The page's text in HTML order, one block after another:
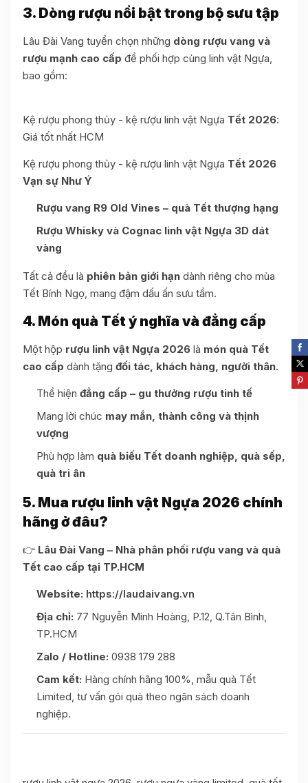
3. Dòng rượu nổi bật trong bộ sưu tập
Lâu Đài Vang tuyển chọn những dòng rượu vang và
rượu mạnh cao cấp để phối hợp cùng linh vật Ngựa,
bao gồm:
Kệ rượu phong thủy - kệ rượu linh vật Ngựa Tết 2026:
Giá tốt nhất HCM
Kệ rượu phong thủy - kệ rượu linh vật Ngựa Tết 2026
Vạn sự Như Ý
Rượu vang R9 Old Vines – quà Tết thượng hạng
Rượu Whisky và Cognac linh vật Ngựa 3D dát
vàng
Tất cả đều là phiên bản giới hạn dành riêng cho mùa
Tết Bính Ngọ, mang đậm dấu ấn sưu tầm.
4. Món quà Tết ý nghĩa và đẳng cấp
Một hộp rượu linh vật Ngựa 2026 là món quà Tết
cao cấp dành tặng đối tác, khách hàng, người thân.
Thể hiện đẳng cấp – gu thưởng rượu tinh tế
Mang lời chúc may mắn, thành công và thịnh
vượng
Phù hợp làm quà biếu Tết doanh nghiệp, quà sếp,
quà tri ân
5. Mua rượu linh vật Ngựa 2026 chính
hãng ở đâu?
👉 Lâu Đài Vang – Nhà phân phối rượu vang và quà
Tết cao cấp tại TP.HCM
Website: https://laudaivang.vn
Địa chỉ: 77 Nguyễn Minh Hoàng, P.12, Q.Tân Bình,
TP.HCM
Zalo / Hotline: 0938 179 288
Cam kết: Hàng chính hãng 100%, mẫu quà Tết
Limited, tư vấn gói quà theo ngân sách doanh
nghiệp.